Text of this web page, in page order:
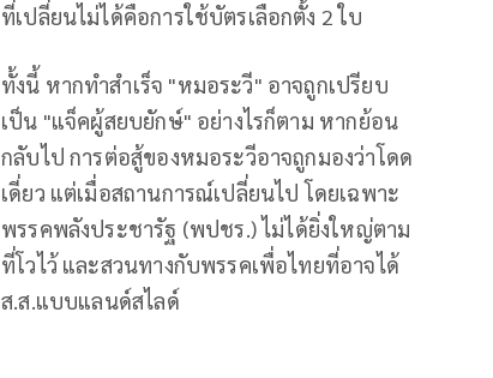
ที่เปลี่ยนไม่ได้คือการใช้บัตรเลือกตั้ง 2 ใบ
ทั้งนี้ หากทำสำเร็จ "หมอระวี" อาจถูกเปรียบ
เป็น "แจ็คผู้สยบยักษ์" อย่างไรก็ตาม หากย้อน
กลับไป การต่อสู้ของหมอระวีอาจถูกมองว่าโดด
เดี่ยว แต่เมื่อสถานการณ์เปลี่ยนไป โดยเฉพาะ
พรรคพลังประชารัฐ (พปชร.) ไม่ได้ยิ่งใหญ่ตาม
ที่โวไว้ และสวนทางกับพรรคเพื่อไทยที่อาจได้
ส.ส.แบบแลนด์สไลด์